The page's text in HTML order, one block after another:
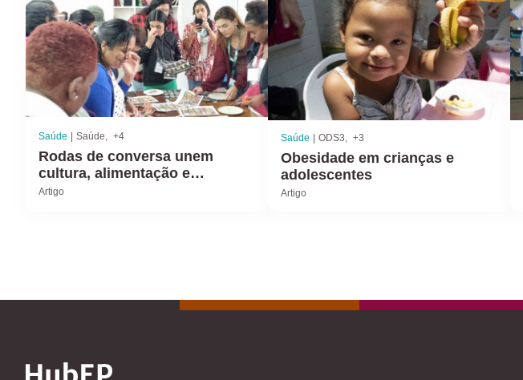
Saúde Saúde +4
Rodas de conversa unem
cultura, alimentação e
cidadania no enfrentamento da
Artigo
Saúde ODS3 +3
Obesidade em crianças e
adolescentes
Artigo